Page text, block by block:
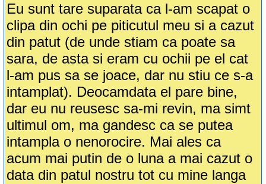
Eu sunt tare suparata ca l-am scapat o
clipa din ochi pe piticutul meu si a cazut
din patut (de unde stiam ca poate sa
sara, de asta si eram cu ochii pe el cat
l-am pus sa se joace, dar nu stiu ce s-a
intamplat). Deocamdata el pare bine,
dar eu nu reusesc sa-mi revin, ma simt
ultimul om, ma gandesc ca se putea
intampla o nenorocire. Mai ales ca
acum mai putin de o luna a mai cazut o
data din patul nostru tot cu mine langa